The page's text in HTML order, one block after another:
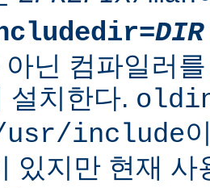
DIR
닌 컴파일러
설치한다.
include
있지만 현재 사